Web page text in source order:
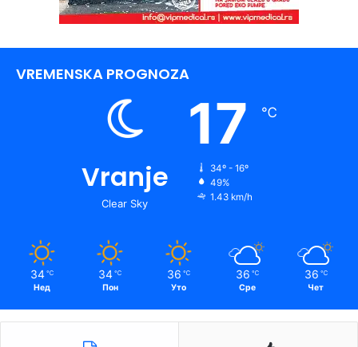
VREMENSKA PROGNOZA
Vranje
Clear Sky
17 ℃
34º - 16º
49%
1.43 km/h
34 ℃
Нед
34 ℃
Пон
36 ℃
Уто
36 ℃
Сре
36 ℃
Чет